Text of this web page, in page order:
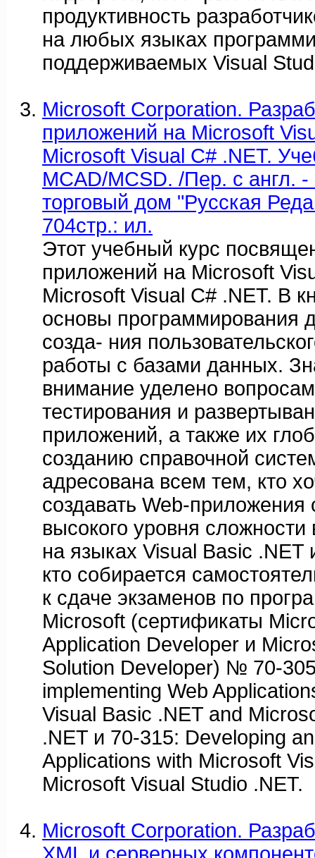
продуктивность
на любых языках
поддерживаемых Visual
Microsoft Corporation.
приложений на Microsoft
Microsoft Visual C# .NET.
MCAD/MCSD. /Пер. с англ.
торговый дом "Русская
704стр.: ил.
Этот учебный курс
приложений на Microsoft
Microsoft Visual C# .NET. В
основы программирования
созда- ния
работы с базами данных.
внимание уделено
тестирования и
приложений, а также их
созданию справочной
адресована всем тем, кто
создавать Web-приложения
высокого уровня
на языках Visual Basic .NET
кто собирается
к сдаче экзаменов по
Microsoft (сертификаты
Application Developer и
Solution Developer) № 70-
implementing Web
Visual Basic .NET and
.NET и 70-315: Developing
Applications with Microsoft
Microsoft Visual Studio .NET.
Microsoft Corporation.